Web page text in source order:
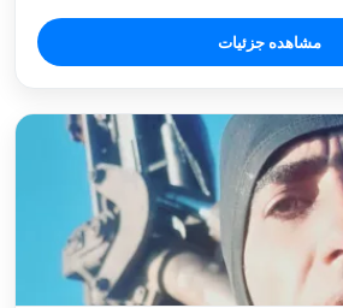
مشاهده جزئیات